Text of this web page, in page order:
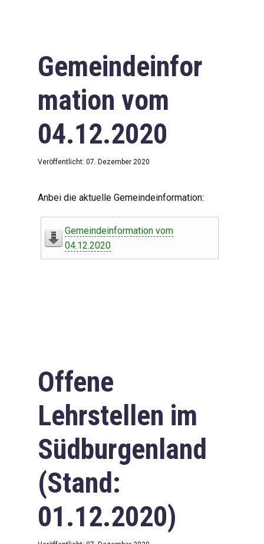
Gemeindeinfor
mation vom
04.12.2020
Veröffentlicht: 07. Dezember 2020
Anbei die aktuelle Gemeindeinformation:
Gemeindeinformation vom
04.12.2020
Offene
Lehrstellen im
Südburgenland
(Stand:
01.12.2020)